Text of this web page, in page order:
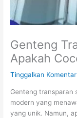
Genteng
Apakah
Tinggalkan Komentar
Genteng transparan
modern yang
yang unik. Namun,